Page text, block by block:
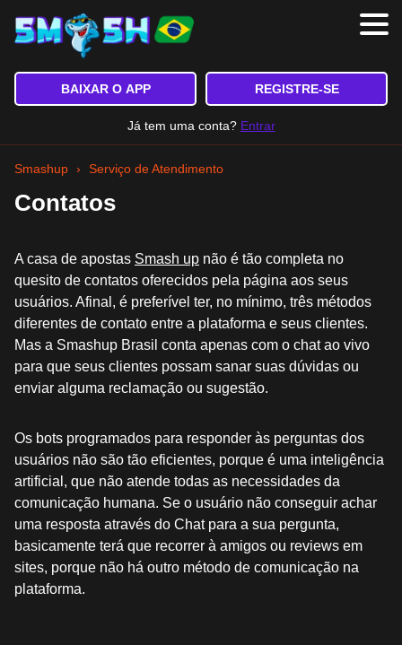
Aplicativo
RegistroBAIXAR O APP REGISTRE-SE
Já tem uma conta? Entrar
Smashup › Serviço de Atendimento
Contatos
A casa de apostas Smash up não é tão completa no
quesito de contatos oferecidos pela página aos seus
usuários. Afinal, é preferível ter, no mínimo, três métodos
diferentes de contato entre a plataforma e seus clientes.
Mas a Smashup Brasil conta apenas com o chat ao vivo
para que seus clientes possam sanar suas dúvidas ou
enviar alguma reclamação ou sugestão.
Os bots programados para responder às perguntas dos
usuários não são tão eficientes, porque é uma inteligência
artificial, que não atende todas as necessidades da
comunicação humana. Se o usuário não conseguir achar
uma resposta através do Chat para a sua pergunta,
basicamente terá que recorrer à amigos ou reviews em
sites, porque não há outro método de comunicação na
plataforma.